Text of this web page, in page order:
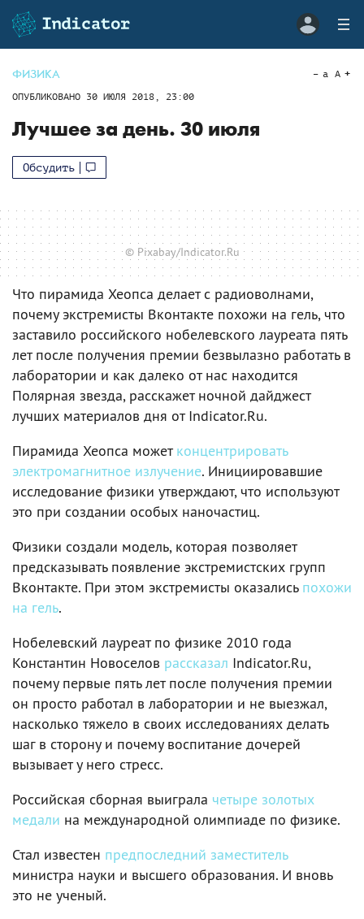
ФИЗИКА
ОПУБЛИКОВАНО 30 ИЮЛЯ 2018, 23:00
a A
Лучшее за день. 30 июля
Обсудить
© Pixabay/Indicator.Ru
Что пирамида Хеопса делает с радиоволнами,
почему экстремисты Вконтакте похожи на гель, что
заставило российского нобелевского лауреата пять
лет после получения премии безвылазно работать в
лаборатории и как далеко от нас находится
Полярная звезда, расскажет ночной дайджест
лучших материалов дня от Indicator.Ru.
Пирамида Хеопса можетконцентрировать
электромагнитное излучение. Инициировавшие
исследование физики утверждают, что используют
это при создании особых наночастиц.
Физики создали модель, которая позволяет
предсказывать появление экстремистских групп
Вконтакте. При этом экстремисты оказались похожи
на гель.
Нобелевский лауреат по физике 2010 года
Константин Новоселов рассказал Indicator.Ru,
почему первые пять лет после получения премии
он просто работал в лаборатории и не выезжал,
насколько тяжело в своих исследованиях делать
шаг в сторону и почему воспитание дочерей
вызывает у него стресс.
Российская сборная выиграла четыре золотых
медали на международной олимпиаде по физике.
Стал известен предпоследний заместитель
министра науки и высшего образования. И вновь
это не ученый.